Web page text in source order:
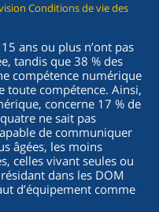
Conditions de vie des
ans ou plus n’ont pas
tandis que 38 % des
compétence numérique
toute compétence. Ainsi,
concerne 17 % de
ne sait pas
de communiquer
âgées, les moins
celles vivant seules ou
dans les DOM
d’équipement comme